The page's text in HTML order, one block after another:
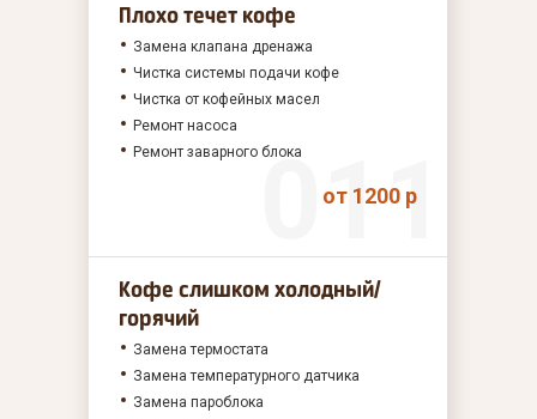
Плохо течет кофе
Замена клапана дренажа
Чистка системы подачи кофе
Чистка от кофейных масел
Ремонт насоса
Ремонт заварного блока
от 1200 р
Кофе слишком холодный/
горячий
Замена термостата
Замена температурного датчика
Замена пароблока